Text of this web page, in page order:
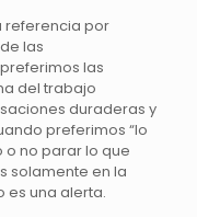
referencia por
las
las
del trabajo
duraderas y
preferimos “lo
o no parar lo que
solamente en la
es una alerta.